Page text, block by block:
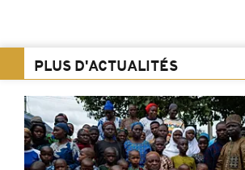
PLUS D'ACTUALITÉS